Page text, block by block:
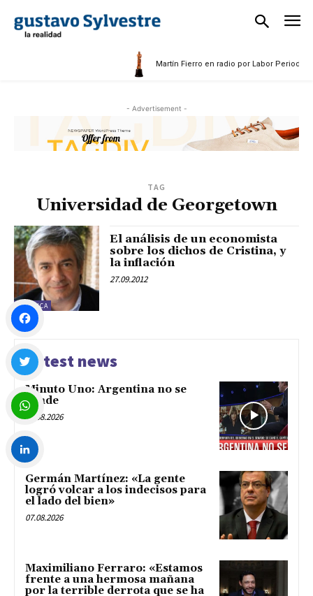
Martín Fierro en radio por Labor
- Advertisement -
TAG
Universidad de Georgetown
POLÍTICA
El análisis de un economista
sobre los dichos de Cristina, y
la inflación
27.09.2012
Latest news
Minuto Uno: Argentina no se
vende
07.08.2026
Germán Martínez: «La gente
logró volcar a los indecisos para
el lado del bien»
07.08.2026
Maximiliano Ferraro: «Estamos
frente a una hermosa mañana
por la terrible derrota que se ha
Facebook
Twitter
WhatsApp
LinkedIn